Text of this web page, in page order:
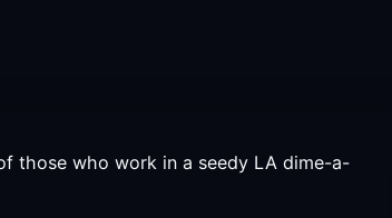
those who work in a seedy LA dime-a-